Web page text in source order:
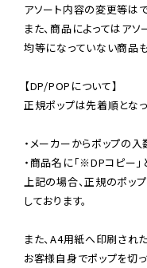
アソート内容の変更等はで
また、商品によってはアソ
均等になっていない商品も
【DP/POPについて】
正規ポップは先着順となっ
・メーカーからポップの
・商品名に「※DPコピー
上記の場合、正規のポッ
しております。
また、A4用紙へ印刷され
お客様自身でポップを切